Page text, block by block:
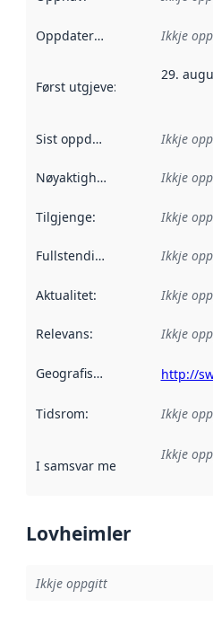
Oppdateringsfrekvens :
Ikkje
Først utgjeve: Denne
29.
Sist oppdatert Ikkje
Nøyaktigheit Ikkje
Tilgjenge: Ikkje
Fullstendigheit Ikkje
Aktualitet: Ikkje
Relevans: Ikkje
Geografisk område http://
Tidsrom: Ikkje
I samsvar med Referanse
Ikkje
Lovheimler
Ikkje oppgitt